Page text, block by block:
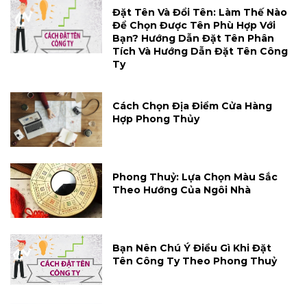
Đặt Tên Và Đổi Tên: Làm Thế Nào
Để Chọn Được Tên Phù Hợp Với
Bạn? Hướng Dẫn Đặt Tên Phân
Tích Và Hướng Dẫn Đặt Tên Công
Ty
Cách Chọn Địa Điểm Cửa Hàng
Hợp Phong Thủy
Phong Thuỷ: Lựa Chọn Màu Sắc
Theo Hướng Của Ngôi Nhà
Bạn Nên Chú Ý Điều Gì Khi Đặt
Tên Công Ty Theo Phong Thuỷ